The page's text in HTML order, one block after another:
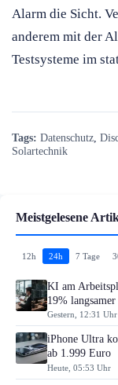
Alarm die Sicht.
anderem mit der
Testsysteme im
Tags: Datenschutz
Solartechnik
Meistgelesene
12h 24h 7 Tage
KI am
19% langsamer
Gestern, 12:31 Uhr
iPhone Ultra
ab 1.999 Euro
Heute, 05:53 Uhr